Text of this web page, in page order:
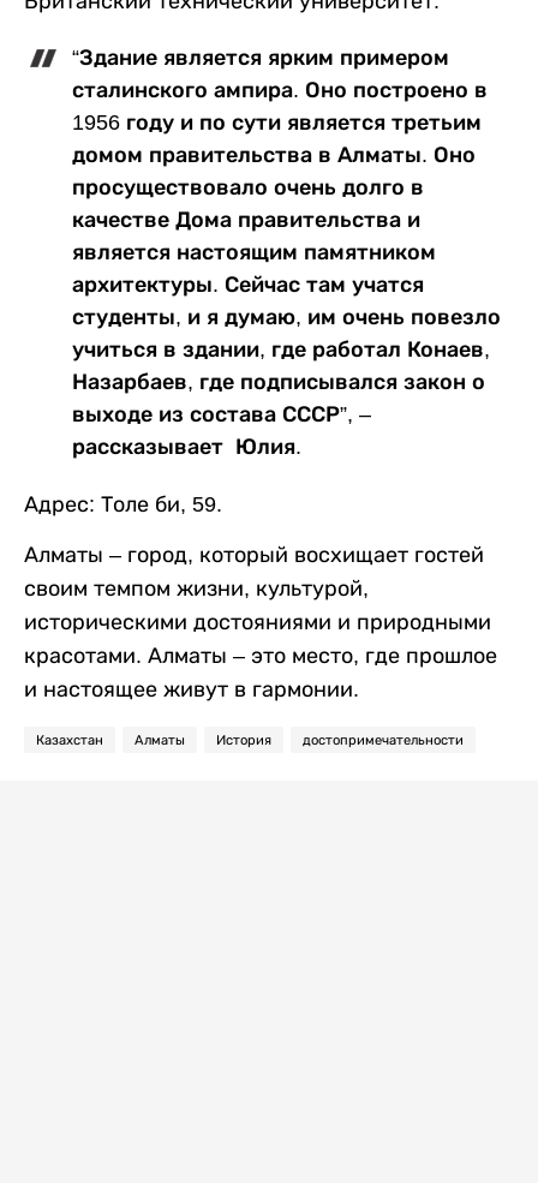
“Здание является ярким примером
сталинского ампира. Оно построено в
1956 году и по сути является третьим
домом правительства в Алматы. Оно
просуществовало очень долго в
качестве Дома правительства и
является настоящим памятником
архитектуры. Сейчас там учатся
студенты, и я думаю, им очень повезло
учиться в здании, где работал Конаев,
Назарбаев, где подписывался закон о
выходе из состава СССР”, –
рассказывает Юлия.
Адрес: Толе би, 59.
Алматы – город, который восхищает гостей
своим темпом жизни, культурой,
историческими достояниями и природными
красотами. Алматы – это место, где прошлое
и настоящее живут в гармонии.
Казахстан Алматы История достопримечательности